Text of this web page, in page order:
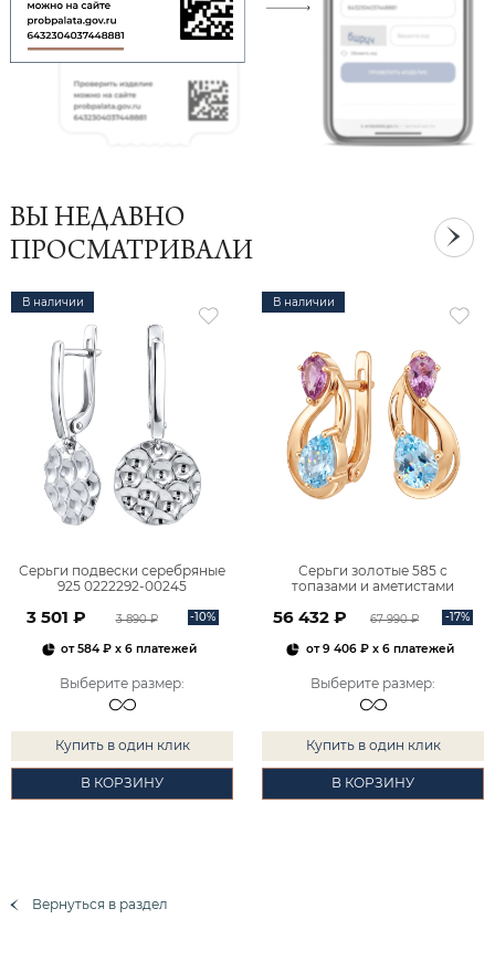
ВЫ НЕДАВНО
ПРОСМАТРИВАЛИ
В наличии
Серьги подвески серебряные
925 0222292-00245
3 501 ₽ 3 890 ₽ -10%
от584 ₽ x 6 платежей
Выберите размер:
Купить в один клик
В КОРЗИНУ
В наличии
Серьги золотые 585 с
топазами и аметистами
56 432 ₽ 67 990 ₽ -17%
от9 406 ₽x 6 платежей
Выберите размер:
Купить в один клик
В КОРЗИНУ
Вернуться в раздел